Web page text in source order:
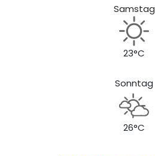
Samstag
23°C
Sonntag
26°C